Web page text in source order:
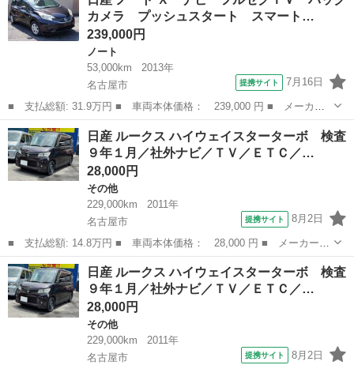
側電動スライド...カメラ プッシュスタート スマート…
239,000円
ノート
53,000km
2013年
名古屋市
提携サイト 7月16日
■ 支払総額: 31.9万円 ■ 車両本体価格： 239,000 円 ■ メーカー
名： 日産 ■ 車種名： ノート ■ グレード名： Ｘ ナビ フル
セグＴＶ バックカメラ プッシュスタート スマートキー Ｂｌｕ
ｅｔｏｏｔｈ...
愛知 名古屋市 ノート
日産 ルークス ハイウェイスターターボ 検査
９年１月／社外ナビ／ＴＶ／ＥＴＣ／…
28,000円
その他
229,000km
2011年
名古屋市
提携サイト 8月2日
■ 支払総額: 14.8万円 ■ 車両本体価格： 28,000 円 ■ メーカー
名： 日産 ■ 車種名： ルークス ■ グレード名： ハイウェイス
ターターボ 検査９年１月／社外ナビ／ＴＶ／ＥＴＣ／ターボ車／両
側電動スライド...
愛知 名古屋市 その他
日産 ルークス ハイウェイスターターボ 検査
９年１月／社外ナビ／ＴＶ／ＥＴＣ／…
28,000円
その他
229,000km
2011年
名古屋市
提携サイト 8月2日